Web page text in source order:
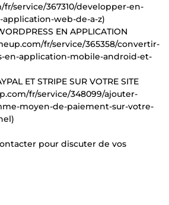
service/367310/developper-en-
web-de-a-z)
EN APPLICATION
fr/service/365358/convertir-
en-application-mobile-android-et-
ET STRIPE SUR VOTRE SITE
fr/service/348099/ajouter-
moyen-de-paiement-sur-votre-
pour discuter de vos